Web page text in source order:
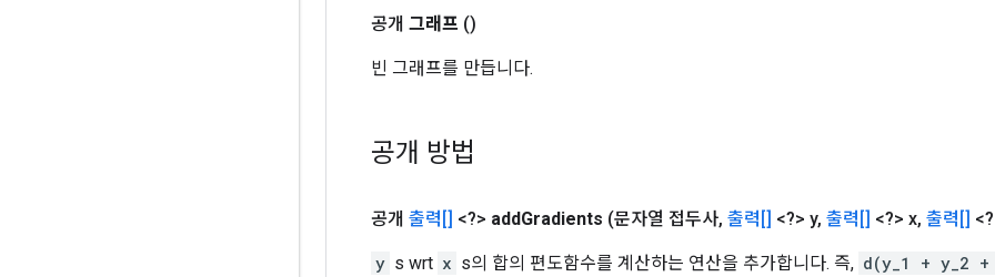
공개 그래프 ()
빈 그래프를 만듭니다.
공개 방법
공개 출력[] <?> addGradients (문자열 접두사, 출력[] <?> y, 출력[] <?> x, 출력[]
y s wrt x s의 합의 편도함수를 계산하는 연산을 추가합니다. 즉, d(y_1 + y_2